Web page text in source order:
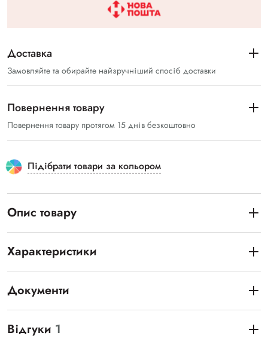
Доставка
Замовляйте та обирайте найзручніший спосіб доставки
Повернення товару
Повернення товару протягом 15 днів безкоштовно
Підібрати товари за кольором
Опис товару
Характеристики
Документи
Відгуки 1